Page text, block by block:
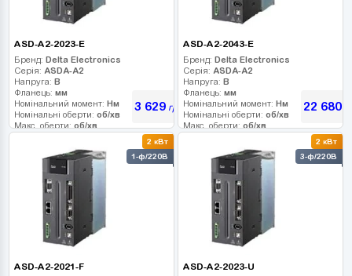
ASD-A2-2023-E
Бренд: Delta Electronics
Серія: ASDA-A2
Напруга: В
Фланець: мм
Номінальний момент: Нм
Номінальні оберти: об/хв
Макс. оберти: об/хв
Гальмо:
3 629грн
ASD-A2-2043-E
Бренд: Delta Electronics
Серія: ASDA-A2
Напруга: В
Фланець: мм
Номінальний момент: Нм
Номінальні оберти: об/хв
Макс. оберти: об/хв
Гальмо:
22 680
2 кВт
1-ф/220В
ASD-A2-2021-F
2 кВт
3-ф/220В
ASD-A2-2023-U